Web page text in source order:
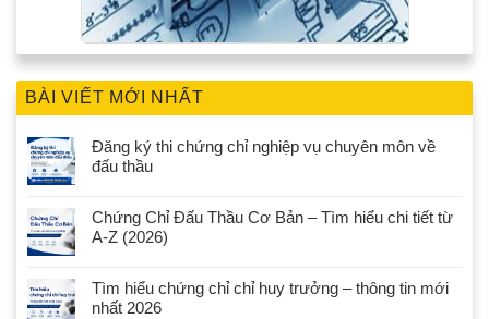
BÀI VIẾT MỚI NHẤT
Đăng ký thi chứng chỉ nghiệp vụ chuyên môn về
đấu thầu
Chứng Chỉ Đấu Thầu Cơ Bản – Tìm hiểu chi tiết từ
A-Z (2026)
Tìm hiểu chứng chỉ chỉ huy trưởng – thông tin mới
nhất 2026